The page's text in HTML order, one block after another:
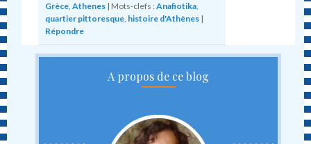
Grèce,Athenes | Mots-clefs : Anafiotika,
quartier pittoresque, histoire d'Athènes |
Répondre
A propos de ce blog